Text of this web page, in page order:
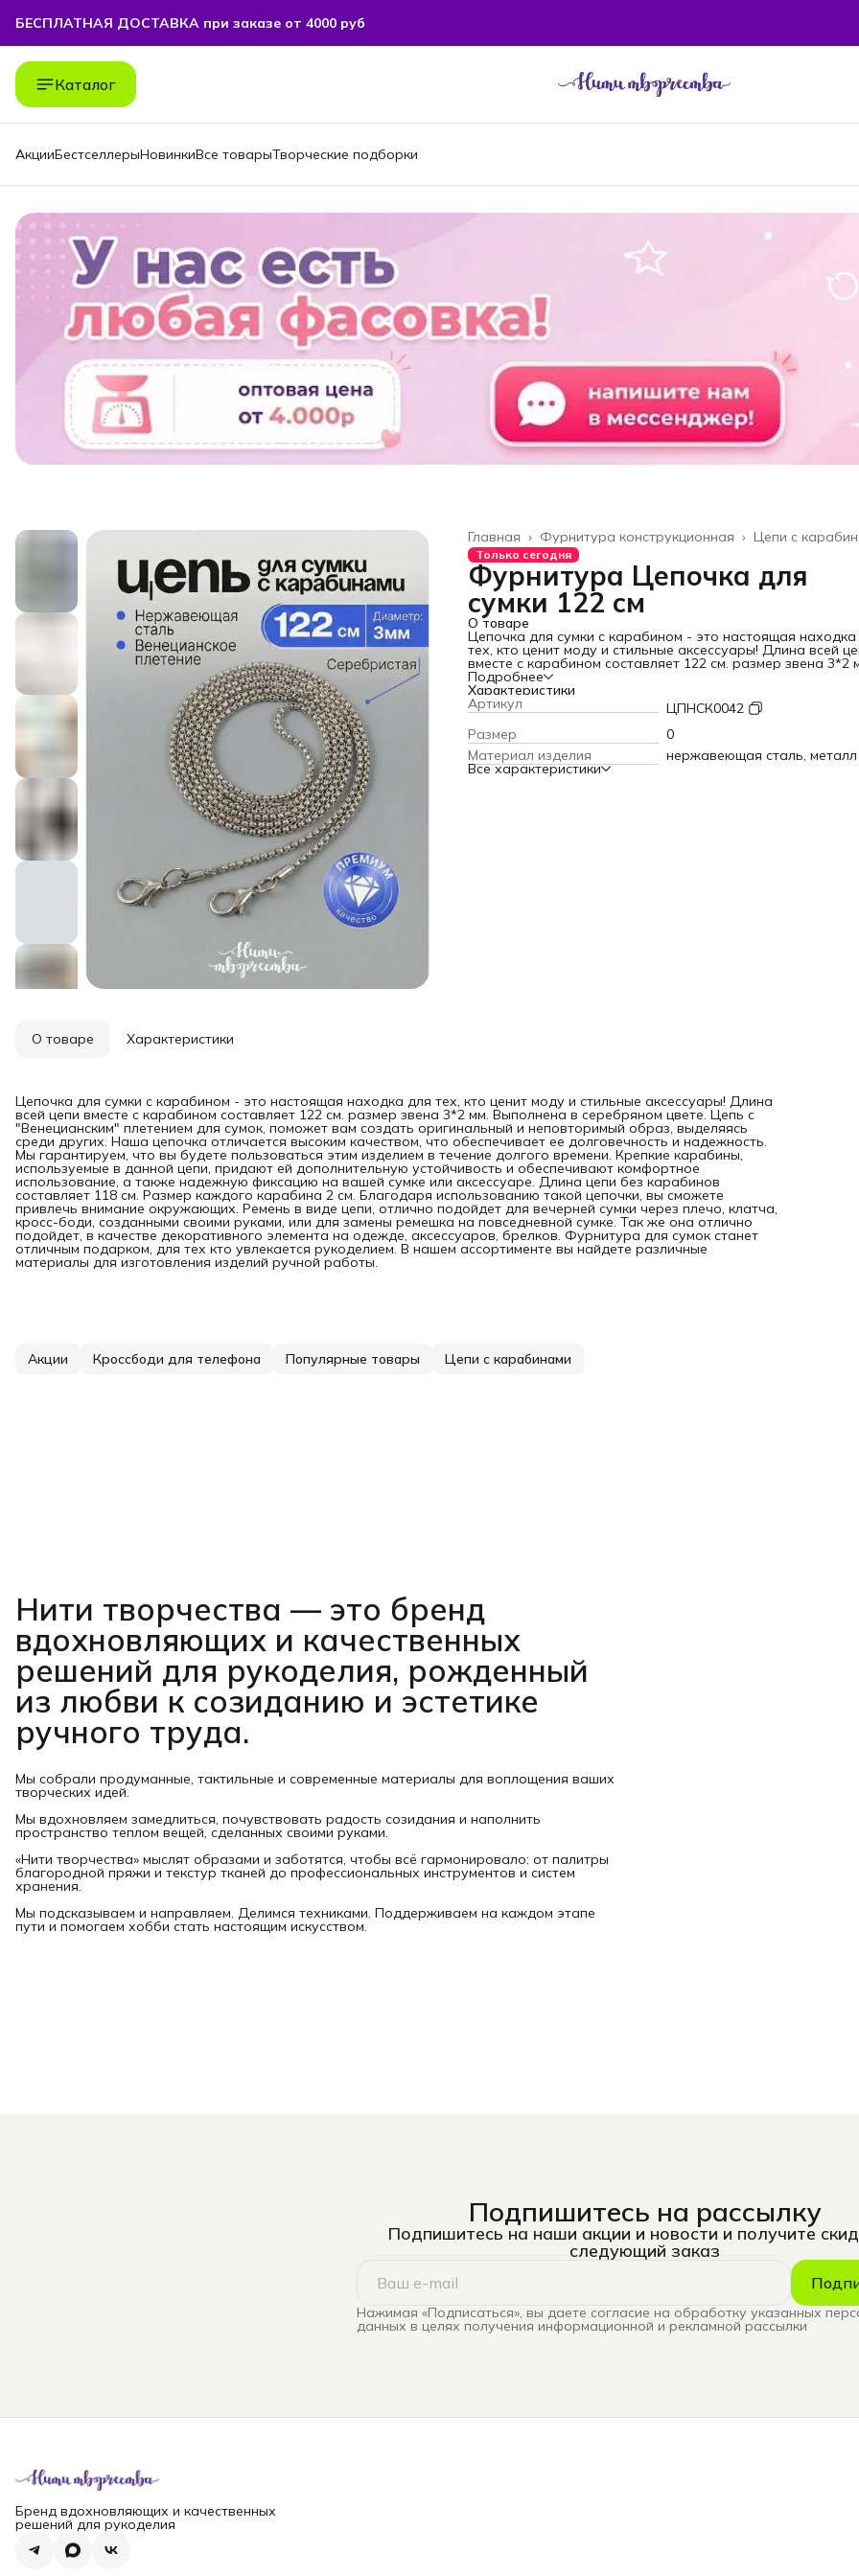
БЕСПЛАТНАЯ ДОСТАВКА при заказе от 4000 руб
БЕСПЛАТНАЯ ДОСТАВКА при заказе от 4000 руб
Каталог
АкцииБестселлерыНовинкиВсе товарыТворческие подборки
Цепи с
Фурнитура конструкционная ›
Главная ›
Только сегодня
Фурнитура Цепочка для
сумки 122 см
О товаре
Цепочка для сумки с карабином - это настоящая находка
тех, кто ценит моду и стильные аксессуары! Длина всей
вместе с карабином составляет 122 см. размер звена 3*2
Выполнена в серебряном цвете. Цепь с "Венецианским"
плетением для сумок, поможет вам создать оригинальный и
неповторимый образ, выделяясь среди других. Наша
отличается высоким качеством, что обеспечивает ее
долговечность и надежность. Мы гарантируем, что вы
пользоваться этим изделием в течение долгого времени.
Крепкие карабины, используемые в данной цепи, придают
дополнительную устойчивость и обеспечивают
Подробнее
Характеристики
Артикул
ЦПНСК0042
Размер
0
Материал изделия
нержавеющая сталь, металл
Все характеристики
О товаре Характеристики
Цепочка для сумки с карабином - это настоящая находка для тех, кто ценит моду и стильные аксессуары! Длина
всей цепи вместе с карабином составляет 122 см. размер звена 3*2 мм. Выполнена в серебряном цвете. Цепь с
"Венецианским" плетением для сумок, поможет вам создать оригинальный и неповторимый образ, выделяясь
среди других. Наша цепочка отличается высоким качеством, что обеспечивает ее долговечность и надежность.
Мы гарантируем, что вы будете пользоваться этим изделием в течение долгого времени. Крепкие карабины,
используемые в данной цепи, придают ей дополнительную устойчивость и обеспечивают комфортное
использование, а также надежную фиксацию на вашей сумке или аксессуаре. Длина цепи без карабинов
составляет 118 см. Размер каждого карабина 2 см. Благодаря использованию такой цепочки, вы сможете
привлечь внимание окружающих. Ремень в виде цепи, отлично подойдет для вечерней сумки через плечо, клатча,
кросс-боди, созданными своими руками, или для замены ремешка на повседневной сумке. Так же она отлично
подойдет, в качестве декоративного элемента на одежде, аксессуаров, брелков. Фурнитура для сумок станет
отличным подарком, для тех кто увлекается рукоделием. В нашем ассортименте вы найдете различные
материалы для изготовления изделий ручной работы.
Акции Кроссбоди для телефона Популярные товары Цепи с карабинами
Нити творчества — это бренд
вдохновляющих и качественных
решений для рукоделия, рожденный
из любви к созиданию и эстетике
ручного труда.
Мы собрали продуманные, тактильные и современные материалы для воплощения ваших
творческих идей.
Мы вдохновляем замедлиться, почувствовать радость созидания и наполнить
пространство теплом вещей, сделанных своими руками.
«Нити творчества» мыслят образами и заботятся, чтобы всё гармонировало: от палитры
благородной пряжи и текстур тканей до профессиональных инструментов и систем
хранения.
Мы подсказываем и направляем. Делимся техниками. Поддерживаем на каждом этапе
пути и помогаем хобби стать настоящим искусством.
Подпишитесь на рассылку
Подпишитесь на наши акции и новости и получите
следующий заказ
Нажимая «Подписаться», вы даете согласие на обработку указанных
данных в целях получения информационной и рекламной рассылки
Бренд вдохновляющих и качественных
решений для рукоделия